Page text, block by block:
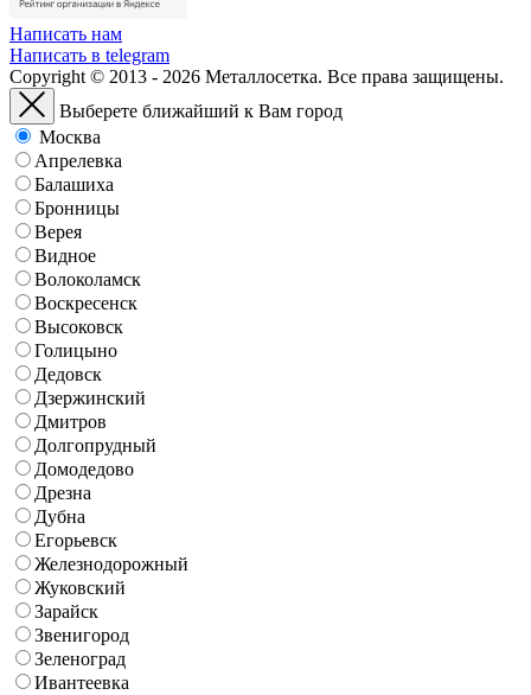
Написать нам
Написать в telegram
Copyright © 2013 - 2026 Металлосетка. Все права защищены.
Выберете ближайший к Вам город
Москва
Апрелевка
Балашиха
Бронницы
Верея
Видное
Волоколамск
Воскресенск
Высоковск
Голицыно
Дедовск
Дзержинский
Дмитров
Долгопрудный
Домодедово
Дрезна
Дубна
Егорьевск
Железнодорожный
Жуковский
Зарайск
Звенигород
Зеленоград
Ивантеевка